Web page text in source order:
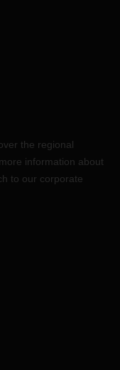
the regional
information about
to our corporate